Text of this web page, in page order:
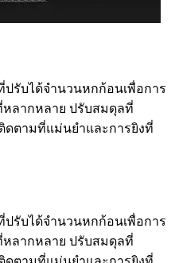
รับได้จำนวนหกก้อนเพื่อการ
ลากหลาย ปรับสมดุลที่
ตามที่แม่นยำและการยิงที่
รับได้จำนวนหกก้อนเพื่อการ
ลากหลาย ปรับสมดุลที่